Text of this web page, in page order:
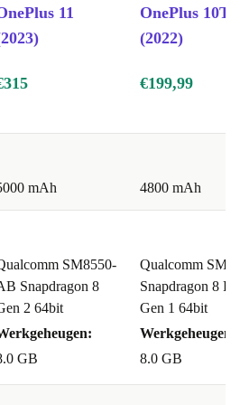
voor geavanceerde technologie,
razendsnelle snelheden,
visuals die je mobiele
professionele foto’s en video’s vast
van de OnePlus 10 Pro,
met het gerenommeerde
een fotografie-enthousiasteling,
van het vastleggen van
11
OnePlus 10T
(2022)
€199,99
mAh 4800 mAh
SM8550-
Snapdragon 8
2 64bit
GB
Qualcomm
Snapdragon 8
Gen 1 64bit
Werkgeheugen:
8.0 GB